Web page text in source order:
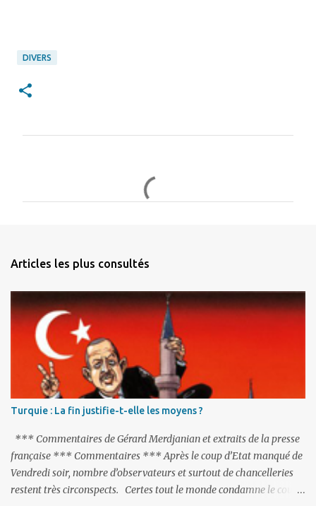
DIVERS
n
i
Articles les plus consultés
Turquie : La fin justifie-t-elle les moyens ?
*** Commentaires de Gérard Merdjanian et extraits de la presse
française *** Commentaires *** Après le coup d’Etat manqué de
Vendredi soir, nombre d’observateurs et surtout de chancelleries
restent très circonspects. Certes tout le monde condamne le coup